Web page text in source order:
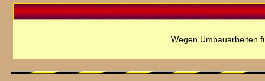
Wegen Umbauarbeiten